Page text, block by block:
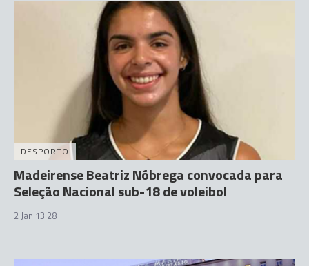
DESPORTO
Madeirense Beatriz Nóbrega convocada para
Seleção Nacional sub-18 de voleibol
2 Jan 13:28